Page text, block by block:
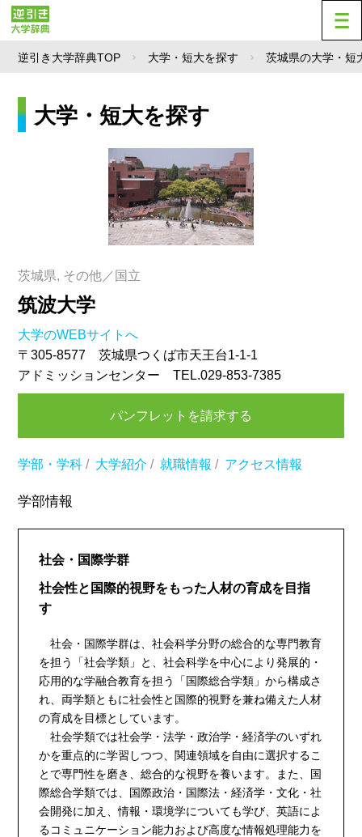
逆引き大学辞典TOP 大学・短大を探す 茨城県の大学・短
大学・短大を探す
茨城県, その他／国立
筑波大学
大学のWEBサイトへ
〒305-8577 茨城県つくば市天王台1-1-1
アドミッションセンター TEL.029-853-7385
パンフレットを請求する
学部・学科 / 大学紹介 / 就職情報 / アクセス情報
学部情報
社会・国際学群
社会性と国際的視野をもった人材の育成を目指
す
社会・国際学群は、社会科学分野の総合的な専門教育
を担う「社会学類」と、社会科学を中心により発展的・
応用的な学融合教育を担う「国際総合学類」から構成さ
れ、両学類ともに社会性と国際的視野を兼ね備えた人材
の育成を目標としています。
社会学類では社会学・法学・政治学・経済学のいずれ
かを重点的に学習しつつ、関連領域を自由に選択するこ
とで専門性を磨き、総合的な視野を養います。また、国
際総合学類では、国際政治・国際法・経済学・文化・社
会開発に加え、情報・環境学についても学び、英語によ
るコミュニケーション能力および高度な情報処理能力を